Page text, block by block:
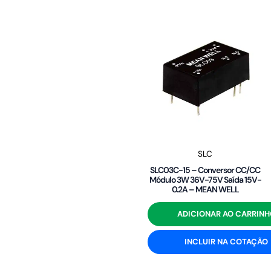
SLC
SLC03C-15 – Conversor CC/CC
Módulo 3W 36V-75V Saída 15V-
0.2A – MEAN WELL
ADICIONAR AO
INCLUIR NA COTAÇÃO